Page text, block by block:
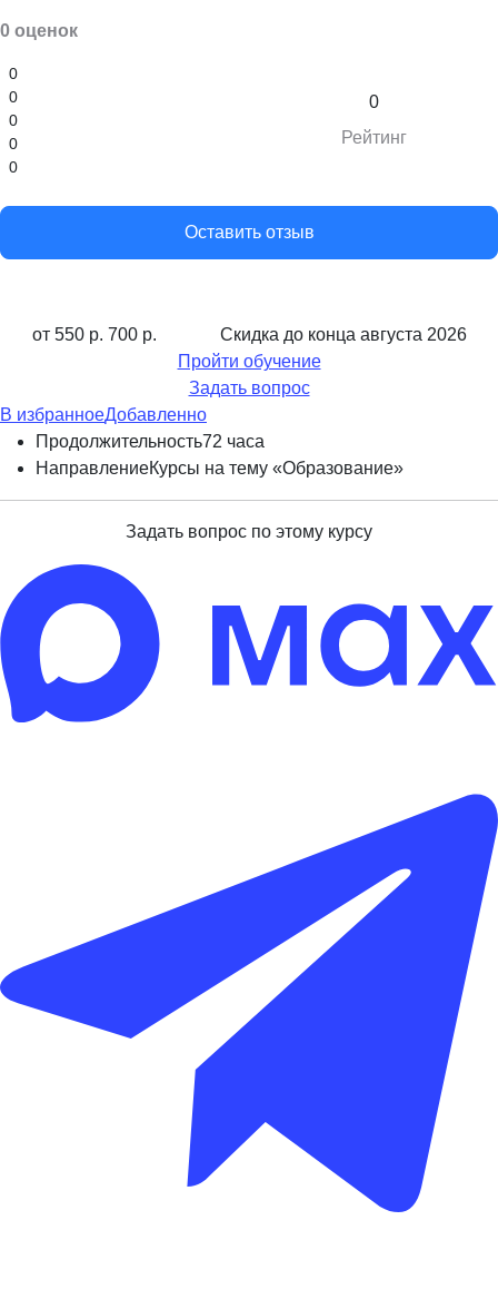
0 оценок
0
0
0
0
0
0
Рейтинг
Оставить отзыв
от 550 р. 700 р. Скидка до конца августа 2026
Пройти обучение
Задать вопрос
В избранноеДобавленно
Продолжительность72 часа
НаправлениеКурсы на тему «Образование»
Задать вопрос по этому курсу